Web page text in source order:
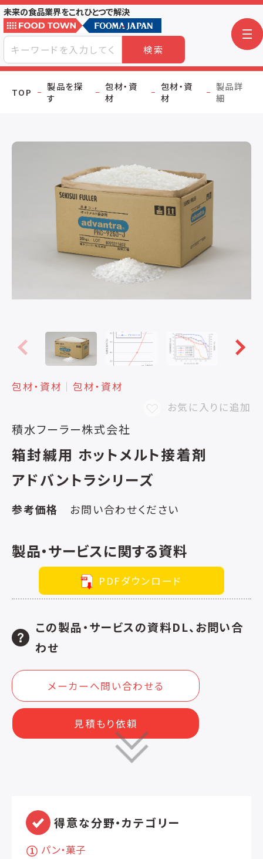
未来の食品業界をこれひとつで解決
検索
TOP
製品を探
す
包材・資
材
包材・資
材
製品詳
細
包材・資材 │包材・資材
お気に入りに追加
積水フーラー株式会社
箱封緘用 ホットメルト接着剤
アドバントラシリーズ
参考価格 お問い合わせください
製品・サービスに関する資料
PDFダウンロード
この製品・サービスの資料DL、お問い合
わせ
メーカーへ問い合わせる
見積もり依頼
得意な分野・カテゴリー
パン・菓子